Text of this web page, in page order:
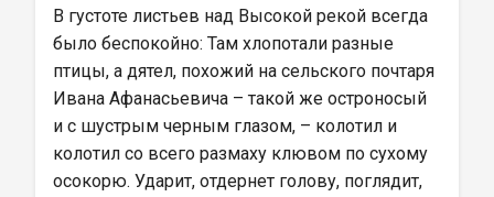
В густоте листьев над Высокой рекой всегда
было беспокойно: Там хлопотали разные
птицы, а дятел, похожий на сельского почтаря
Ивана Афанасьевича – такой же остроносый
и с шустрым черным глазом, – колотил и
колотил со всего размаху клювом по сухому
осокорю. Ударит, отдернет голову, поглядит,